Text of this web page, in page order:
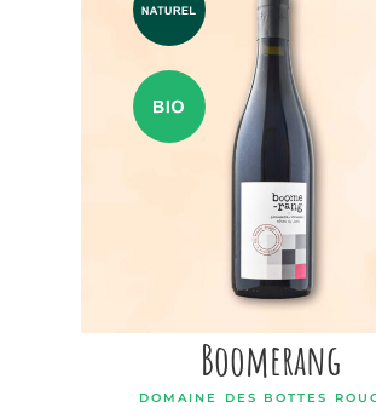
Boomerang
DOMAINE DES BOTTES